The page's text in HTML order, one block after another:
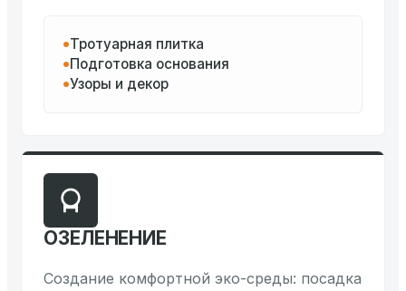
Тротуарная плитка
Подготовка основания
Узоры и декор
ОЗЕЛЕНЕНИЕ
Создание комфортной эко-среды: посадка